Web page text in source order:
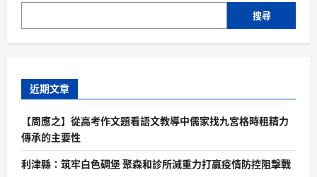
搜尋
近期文章
【周應之】從高考作文題看語文教導中儒家找九宮格時租精力
傳承的主要性
利津縣：筑牢白色碉堡 聚森和診所減重力打贏疫情防控阻擊戰